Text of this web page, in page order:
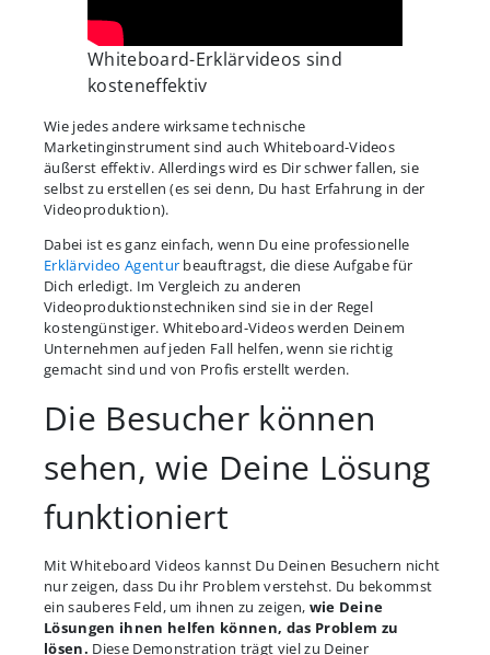
Whiteboard-Erklärvideos sind
kosteneffektiv
Wie jedes andere wirksame technische
Marketinginstrument sind auch Whiteboard-Videos
äußerst effektiv. Allerdings wird es Dir schwer fallen, sie
selbst zu erstellen (es sei denn, Du hast Erfahrung in der
Videoproduktion).
Dabei ist es ganz einfach, wenn Du eine professionelle
Erklärvideo Agentur beauftragst, die diese Aufgabe für
Dich erledigt. Im Vergleich zu anderen
Videoproduktionstechniken sind sie in der Regel
kostengünstiger. Whiteboard-Videos werden Deinem
Unternehmen auf jeden Fall helfen, wenn sie richtig
gemacht sind und von Profis erstellt werden.
Die Besucher können
sehen, wie Deine Lösung
funktioniert
Mit Whiteboard Videos kannst Du Deinen Besuchern nicht
nur zeigen, dass Du ihr Problem verstehst. Du bekommst
ein sauberes Feld, um ihnen zu zeigen, wie Deine
Lösungen ihnen helfen können, das Problem zu
lösen. Diese Demonstration trägt viel zu Deiner